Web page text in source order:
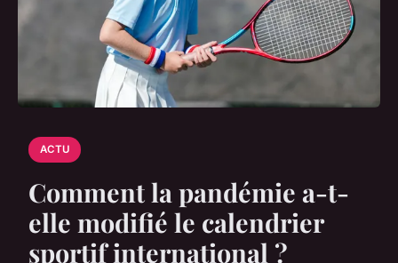
ACTU
Comment la pandémie a-t-
elle modifié le calendrier
sportif international ?